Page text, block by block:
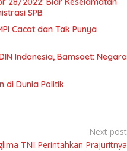
SPB
Cacat dan Tak Punya
Indonesia, Bamsoet: Negara
di Dunia Politik
Next post
TNI Perintahkan Prajuritnya